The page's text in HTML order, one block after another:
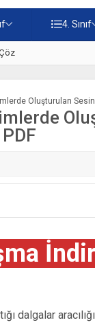
4. Sınıf
Oluşturulan
İndir
dalgalar